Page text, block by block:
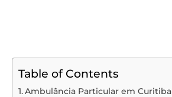
Table of Contents
Ambulância Particular em Curitiba